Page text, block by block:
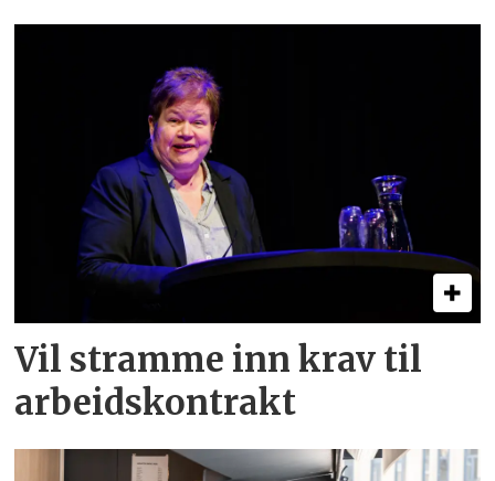
Vil stramme inn krav til
arbeids­kontrakt